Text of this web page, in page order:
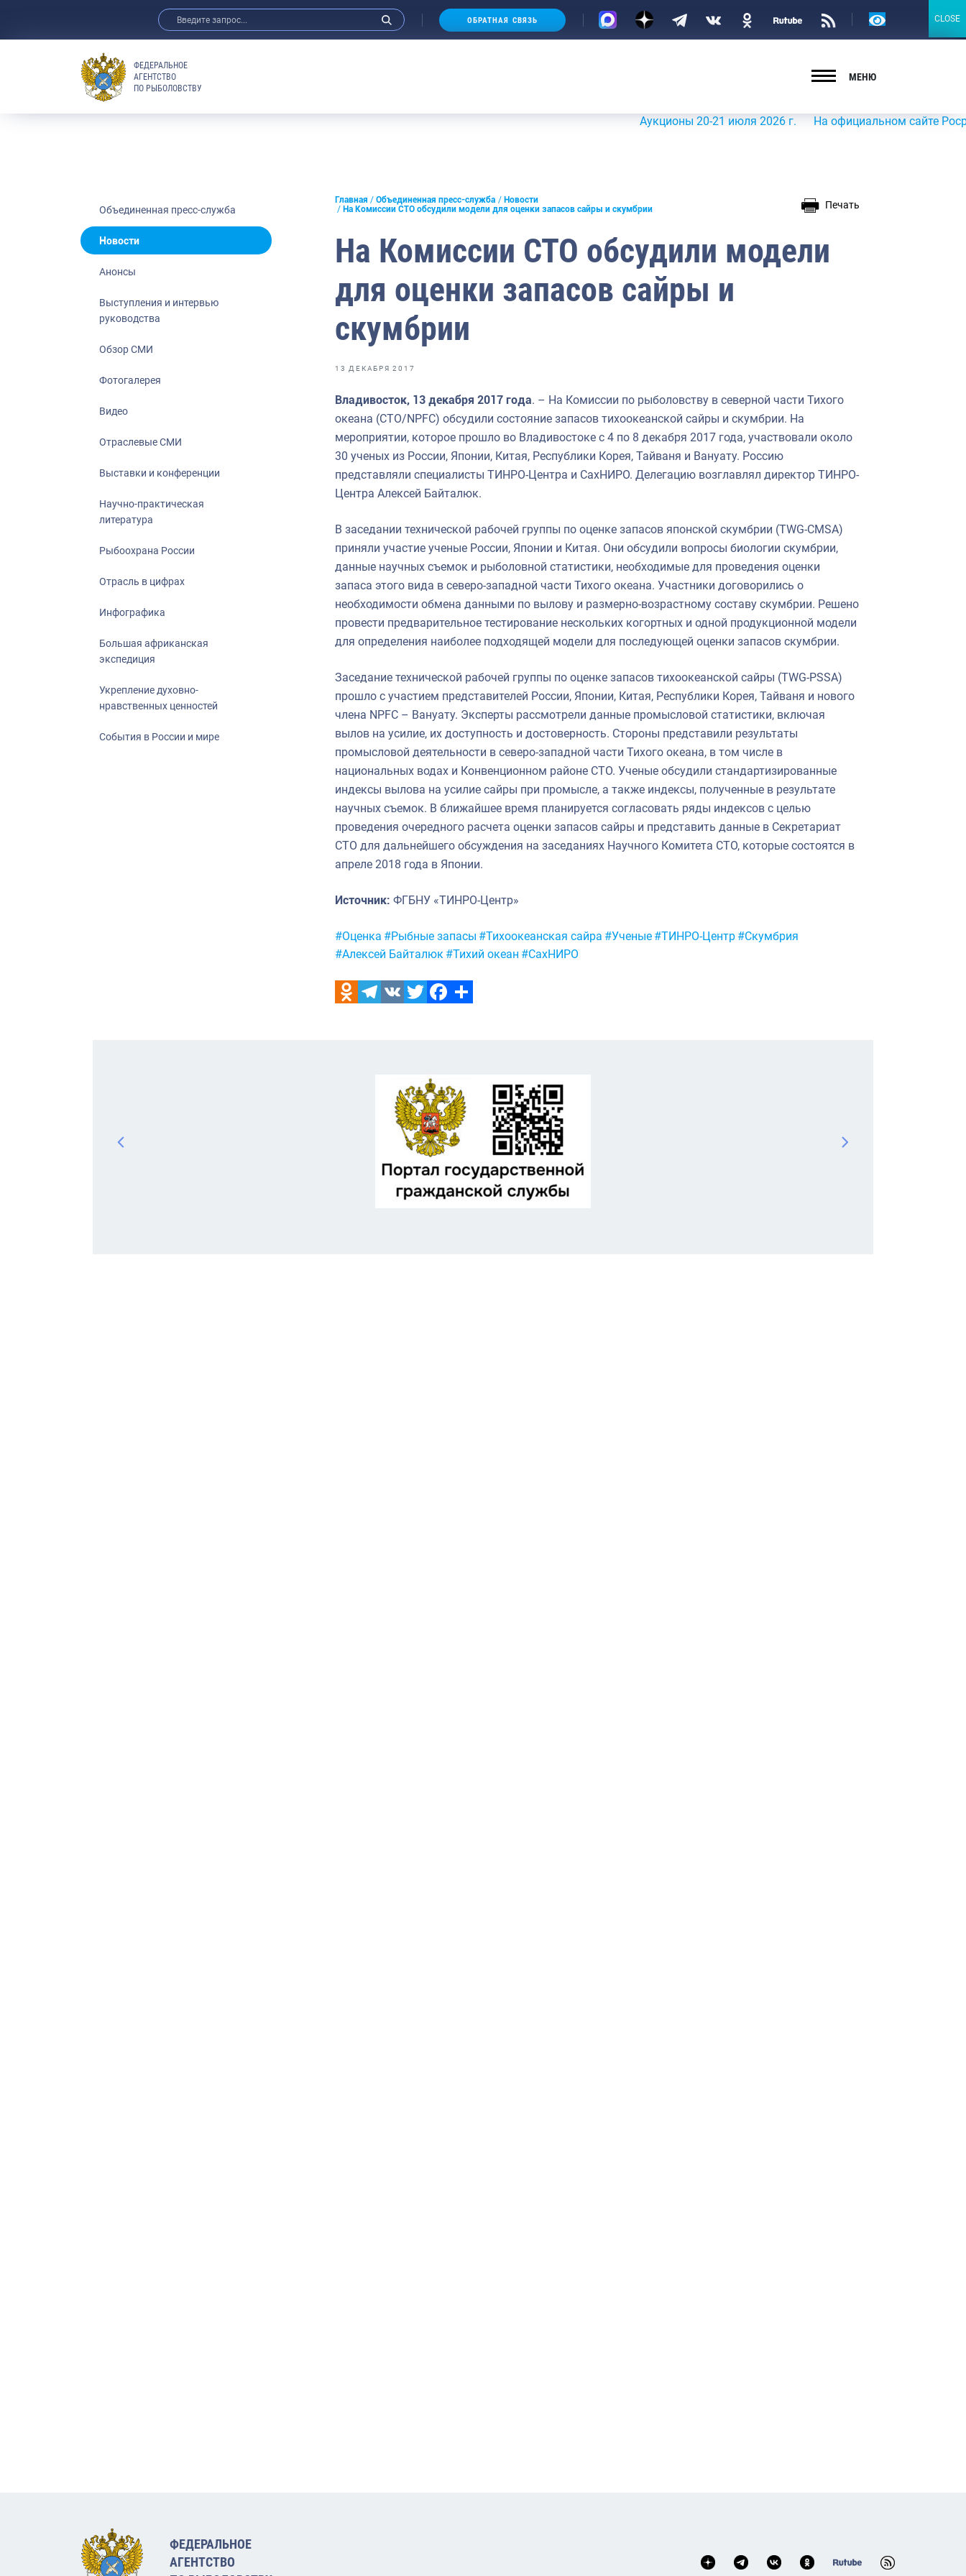
Анонсы
Отраслевые СМИ
Выставки и конференции
Рыбоохрана России
Отрасль в цифрах
Большая африканская экспедиция
Укрепление духовно-нравственных
ОБРАТНАЯ СВЯЗЬ
Версия
ФЕДЕРАЛЬНОЕ
АГЕНТСТВО
ПО РЫБОЛОВСТВУ
МЕНЮ
Аукционы 20-21 июля 2026 г. На официальном сайте
Объединенная пресс-служба
Новости
Анонсы
Выступления и интервью
руководства
Обзор СМИ
Фотогалерея
Видео
Отраслевые СМИ
Выставки и конференции
Научно-практическая
литература
Рыбоохрана России
Отрасль в цифрах
Инфографика
Большая африканская
экспедиция
Укрепление духовно-
нравственных ценностей
События в России и мире
Главная Объединенная пресс-служба
Новости
На Комиссии СТО обсудили модели для оценки запасов сайры и скумбрии
Печать
На Комиссии СТО обсудили модели
для оценки запасов сайры и
скумбрии
13 ДЕКАБРЯ 2017
Владивосток, 13 декабря 2017 года. – На Комиссии по рыболовству в северной части Тихого
океана (СТО/NPFC) обсудили состояние запасов тихоокеанской сайры и скумбрии. На
мероприятии, которое прошло во Владивостоке с 4 по 8 декабря 2017 года, участвовали около
30 ученых из России, Японии, Китая, Республики Корея, Тайваня и Вануату. Россию
представляли специалисты ТИНРО-Центра и СахНИРО. Делегацию возглавлял директор ТИНРО-
Центра Алексей Байталюк.
В заседании технической рабочей группы по оценке запасов японской скумбрии (TWG-CMSA)
приняли участие ученые России, Японии и Китая. Они обсудили вопросы биологии скумбрии,
данные научных съемок и рыболовной статистики, необходимые для проведения оценки
запаса этого вида в северо-западной части Тихого океана. Участники договорились о
необходимости обмена данными по вылову и размерно-возрастному составу скумбрии. Решено
провести предварительное тестирование нескольких когортных и одной продукционной модели
для определения наиболее подходящей модели для последующей оценки запасов скумбрии.
Заседание технической рабочей группы по оценке запасов тихоокеанской сайры (TWG-PSSA)
прошло с участием представителей России, Японии, Китая, Республики Корея, Тайваня и нового
члена NPFC – Вануату. Эксперты рассмотрели данные промысловой статистики, включая
вылов на усилие, их доступность и достоверность. Стороны представили результаты
промысловой деятельности в северо-западной части Тихого океана, в том числе в
национальных водах и Конвенционном районе СТО. Ученые обсудили стандартизированные
индексы вылова на усилие сайры при промысле, а также индексы, полученные в результате
научных съемок. В ближайшее время планируется согласовать ряды индексов с целью
проведения очередного расчета оценки запасов сайры и представить данные в Секретариат
СТО для дальнейшего обсуждения на заседаниях Научного Комитета СТО, которые состоятся в
апреле 2018 года в Японии.
Источник: ФГБНУ «ТИНРО-Центр»
Метки:
#Оценка #Рыбные запасы #Тихоокеанская сайра #Ученые #ТИНРО-Центр #Скумбрия
#Алексей Байталюк #Тихий океан #СахНИРО
ФЕДЕРАЛЬНОЕ
АГЕНТСТВО
CLOSE
CLOSE